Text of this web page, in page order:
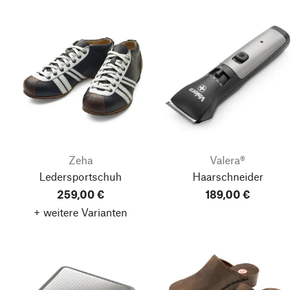
Zeha
Ledersportschuh
259,00 €
+ weitere Varianten
Valera®
Haarschneider
189,00 €